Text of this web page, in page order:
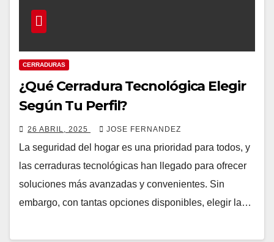
CERRADURAS
¿Qué Cerradura Tecnológica Elegir
Según Tu Perfil?
26 ABRIL, 2025 JOSE FERNANDEZ
La seguridad del hogar es una prioridad para todos, y
las cerraduras tecnológicas han llegado para ofrecer
soluciones más avanzadas y convenientes. Sin
embargo, con tantas opciones disponibles, elegir la…